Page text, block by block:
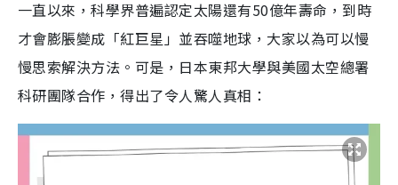
一直以來，科學界普遍認定太陽還有50億年壽命，到時
才會膨脹變成「紅巨星」並吞噬地球，大家以為可以慢
慢思索解決方法。可是，日本東邦大學與美國太空總署
科研團隊合作，得出了令人驚人真相：